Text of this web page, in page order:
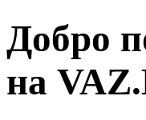
Добро
на